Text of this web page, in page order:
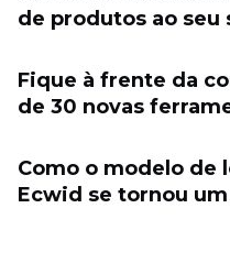
de produtos ao
Fique à frente da
de 30 novas
Como o modelo de
Ecwid se tornou